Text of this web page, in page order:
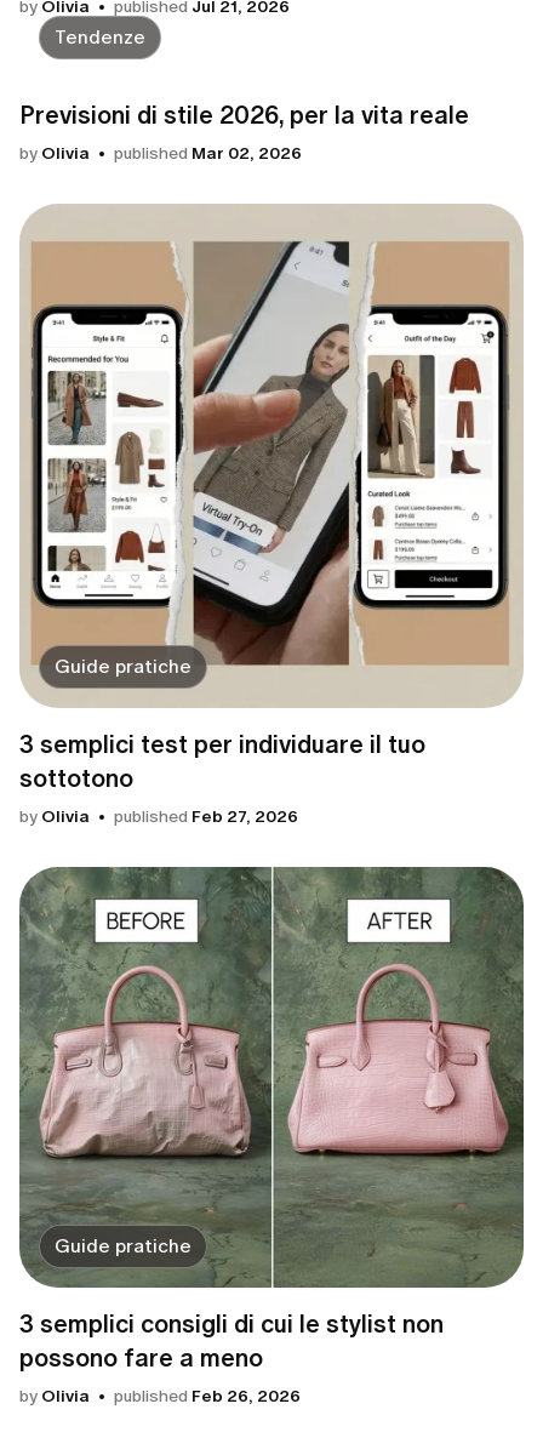
by Olivia published Jul 21, 2026
Tendenze
Previsioni di stile 2026, per la vita reale
by Olivia published Mar 02, 2026
Guide pratiche
3 semplici test per individuare il tuo
sottotono
by Olivia published Feb 27, 2026
Guide pratiche
3 semplici consigli di cui le stylist non
possono fare a meno
by Olivia published Feb 26, 2026